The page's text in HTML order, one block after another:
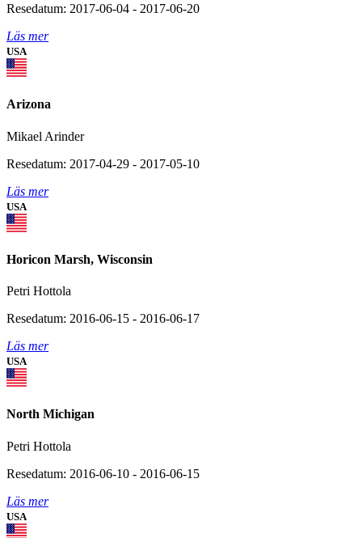
Resedatum: 2017-06-04 - 2017-06-20
Läs mer
USA
Arizona
Mikael Arinder
Resedatum: 2017-04-29 - 2017-05-10
Läs mer
USA
Horicon Marsh, Wisconsin
Petri Hottola
Resedatum: 2016-06-15 - 2016-06-17
Läs mer
USA
North Michigan
Petri Hottola
Resedatum: 2016-06-10 - 2016-06-15
Läs mer
USA